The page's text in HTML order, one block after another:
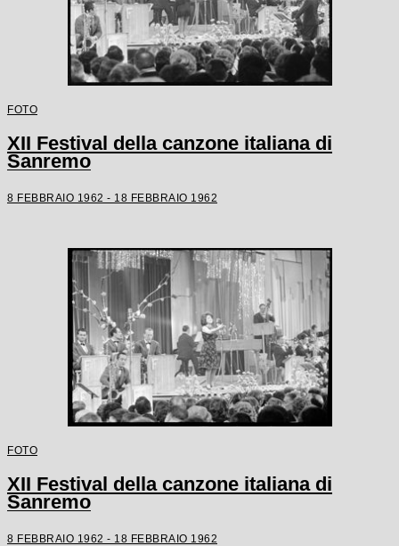
FOTO
XII Festival della canzone italiana di
Sanremo
8 FEBBRAIO 1962 - 18 FEBBRAIO 1962
FOTO
XII Festival della canzone italiana di
Sanremo
8 FEBBRAIO 1962 - 18 FEBBRAIO 1962